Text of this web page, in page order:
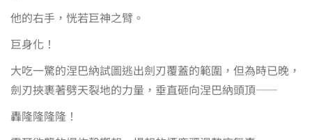
他的右手，恍若巨神之臂。
巨身化！
大吃一驚的涅巴納試圖逃出劍刃覆蓋的範圍，但為時已晚，
劍刃挾裹著劈天裂地的力量，垂直砸向涅巴納頭頂——
轟隆隆隆隆！